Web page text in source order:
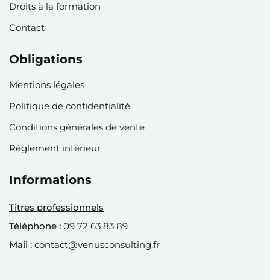
Droits à la formation
Contact
Obligations
Mentions légales
Politique de confidentialité
Conditions générales de vente
Règlement intérieur
Informations
Titres professionnels
Téléphone : 09 72 63 83 89
Mail : contact@venusconsulting.fr